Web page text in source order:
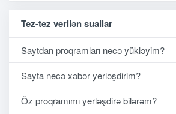
Tez-tez verilən suallar
Saytdan proqramları necə yükləyim?
Sayta necə xəbər yerləşdirim?
Öz proqramımı yerləşdirə bilərəm?